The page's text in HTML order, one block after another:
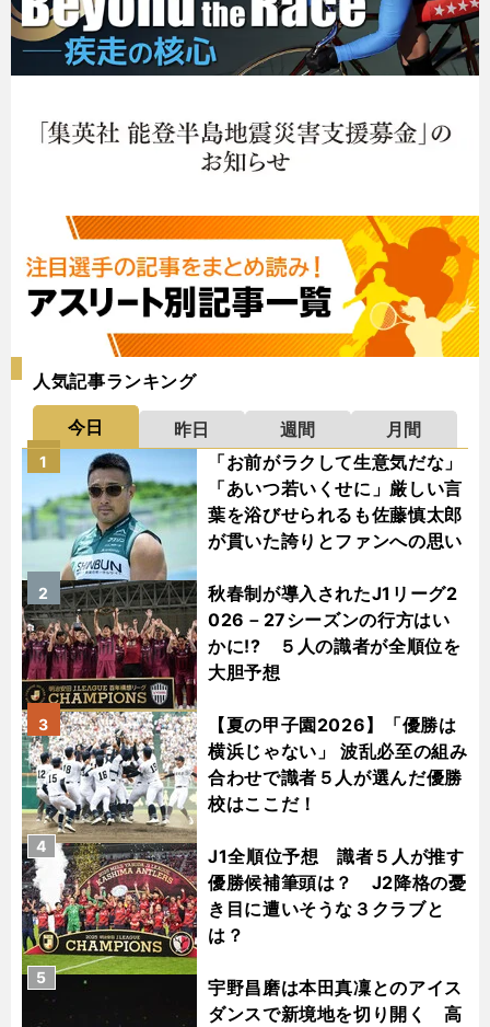
人気記事ランキング
今日 昨日 週間
月間
「お前がラクして生意気だな」
「あいつ若いくせに」厳しい言
葉を浴びせられるも佐藤慎太郎
が貫いた誇りとファンへの思い
1
秋春制が導入されたJ1リーグ2
026－27シーズンの行方はい
かに!? ５人の識者が全順位を
大胆予想
2
【夏の甲子園2026】「優勝は
横浜じゃない」 波乱必至の組み
合わせで識者５人が選んだ優勝
校はここだ！
3
J1全順位予想 識者５人が推す
優勝候補筆頭は？ J2降格の憂
き目に遭いそうな３クラブと
は？
4
宇野昌磨は本田真凜とのアイス
ダンスで新境地を切り開く 高
5